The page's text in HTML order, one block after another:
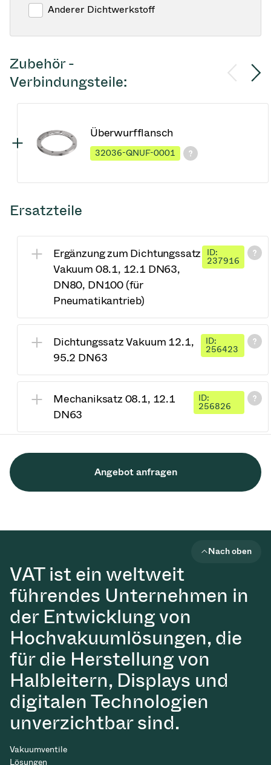
Anderer Dichtwerkstoff
Zubehör -
Verbindungsteile:
Überwurfflansch
32036-QNUF-0001
Ersatzteile
Ergänzung zum Dichtungssatz
Vakuum 08.1, 12.1 DN63,
DN80, DN100 (für
Pneumatikantrieb)
ID:
237916
Dichtungssatz Vakuum 12.1,
95.2 DN63
ID:
256423
Mechaniksatz 08.1, 12.1
DN63
ID:
256826
Angebot anfragen
VAT ist ein weltweit
führendes Unternehmen in
der Entwicklung von
Hochvakuumlösungen, die
für die Herstellung von
Halbleitern, Displays und
digitalen Technologien
unverzichtbar sind.
Nach oben
Vakuumventile
Lösungen